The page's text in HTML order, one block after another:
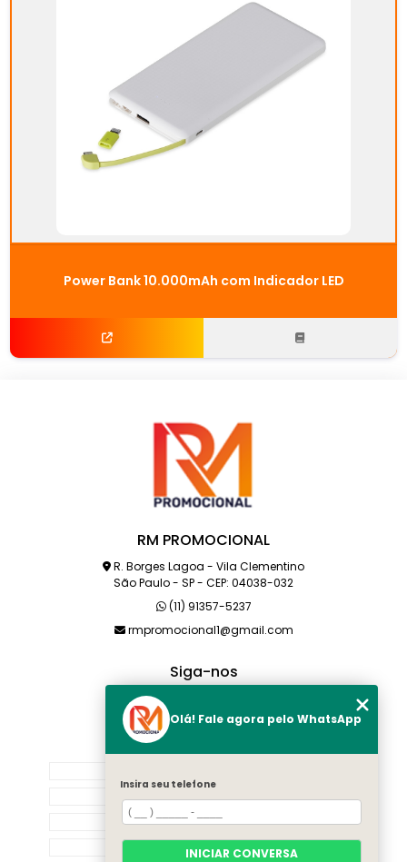
Power Bank 10.000mAh com Indicador LED
RM PROMOCIONAL
R. Borges Lagoa - Vila Clementino
São Paulo - SP - CEP: 04038-032
(11) 91357-5237
rmpromocional1@gmail.com
Siga-nos
SOBRE NÓS
PRODUTOS
CATEGORIAS
Olá! Fale agora pelo WhatsApp
Insira seu telefone
INICIAR CONVERSA